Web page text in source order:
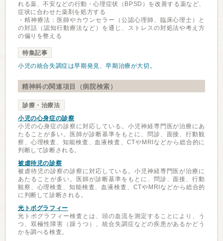
れる薬、不安などの行動・心理症状（BPSD）を改善する薬など、
症状に合わせた薬剤を処方する
・精神療法：医師やカウンセラー（公認心理師、臨床心理士）と
の対話（認知行動療法など）を通じ、ストレスの対処法や考え方
の偏りを整える
特集記事
小児の統合失調症は早期発見、早期治療が大切。
精神科の関連項目（病院検索）
診療・治療法
小児の心身症の診察
小児の心身症の診察に対応している。小児神経専門医が治療にあ
たることが多い。医師が診断基準をもとに、問診、面接、行動観
察、心理検査、知能検査、血液検査、CTやMRIなどから総合的に
判断して診断される。
被虐待児の診察
被虐待児の診察の診察に対応している。小児神経専門医が治療に
あたることが多い。医師が診断基準をもとに、問診、面接、行動
観察、心理検査、知能検査、血液検査、CTやMRIなどから総合的
に判断して診断される。
光トポグラフィー
光トポグラフィー検査とは、頭の血流を測定することにより、う
つ、双極性障害（躁うつ）、統合失調症などの疾患があるかどう
かを調べる検査。